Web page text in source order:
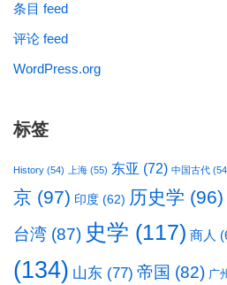
条目 feed
评论 feed
WordPress.org
标签
History (54) 上海 (55) 东亚 (72) 中国古代
京 (97) 印度 (62) 历史学 (96)
台湾 (87) 史学 (117) 商人
(134) 山东 (77) 帝国 (82) 广